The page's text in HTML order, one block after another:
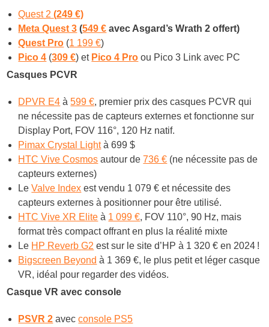
Quest 2(249 €)
Meta Quest 3 (549 € avec Asgard’s Wrath 2 offert)
Quest Pro (1 199 €)
Pico 4 (309 €) et Pico 4 Pro ou Pico 3 Link avec PC
Casques PCVR
DPVR E4 à599 €, premier prix des casques PCVR qui
ne nécessite pas de capteurs externes et fonctionne sur
Display Port, FOV 116°, 120 Hz natif.
Pimax Crystal Lightà 699 $
HTC Vive Cosmos autour de736 € (ne nécessite pas de
capteurs externes)
LeValve Index est vendu 1 079 € et nécessite des
capteurs externes à positionner pour être utilisé.
HTC Vive XR Elite à 1 099 €, FOV 110°, 90 Hz, mais
format très compact offrant en plus la réalité mixte
Le HP Reverb G2 est sur le site d’HP à 1 320 € en 2024 !
Bigscreen Beyond à 1 369 €, le plus petit et léger casque
VR, idéal pour regarder des vidéos.
Casque VR avec console
PSVR 2 avecconsole PS5